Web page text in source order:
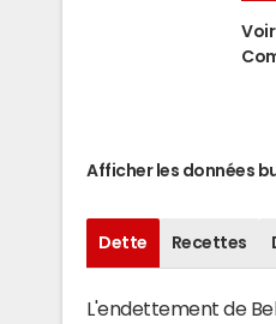
Voir
Afficher les données
Dette Recettes
L'endettement de